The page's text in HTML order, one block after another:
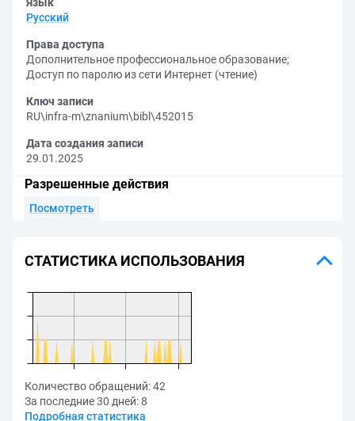
Русский
Права доступа
Дополнительное профессиональное образование;
Доступ по паролю из сети Интернет (чтение)
Ключ записи
RU\infra-m\znanium\bibl\452015
Дата создания записи
29.01.2025
Разрешенные действия
Посмотреть
СТАТИСТИКА ИСПОЛЬЗОВАНИЯ
Количество обращений:42
За последние 30 дней:8
Подробная статистика